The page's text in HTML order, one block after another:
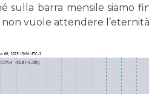
sulla barra mensile siamo
vuole attendere